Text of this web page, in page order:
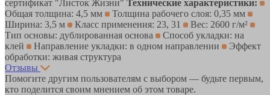
сертификат "Листок Жизни" Технические характеристики:
Общая толщина: 4,5 мм
Толщина рабочего слоя: 0,35 мм
Ширина: 3,5 м
Класс применения: 23, 31
Вес: 2600 г/м²
Тип основы: дублированная основа
Способ укладки: на
клей
Направление укладки: в одном направлении
Эффект
обработки: живая структура
Отзывы
Помогите другим пользователям с выбором — будьте первым,
кто поделится своим мнением об этом товаре.